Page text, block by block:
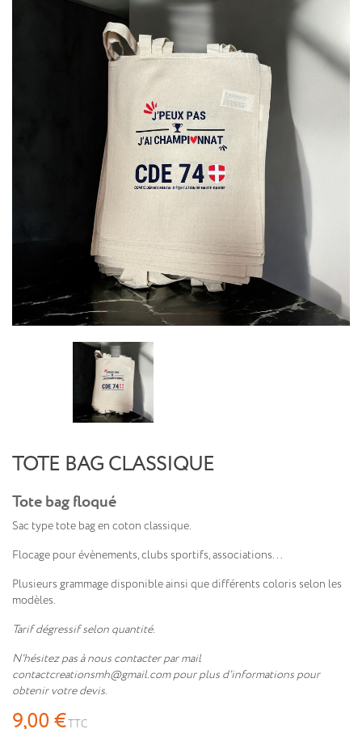
TOTE BAG CLASSIQUE
Tote bag floqué
Sac type tote bag en coton classique.
Flocage pour évènements, clubs sportifs, associations...
Plusieurs grammage disponible ainsi que différents coloris selon les
modèles.
Tarif dégressif selon quantité.
N'hésitez pas à nous contacter par mail
contactcreationsmh@gmail.com pour plus d'informations pour
obtenir votre devis.
9,00 €TTC